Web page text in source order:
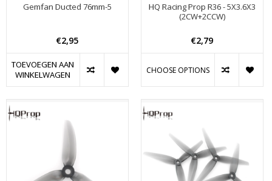
Gemfan Ducted 76mm-5
€2,95
TOEVOEGEN AAN
WINKELWAGEN
HQ Racing Prop R36 - 5X3.6X3
(2CW+2CCW)
€2,79
CHOOSE OPTIONS